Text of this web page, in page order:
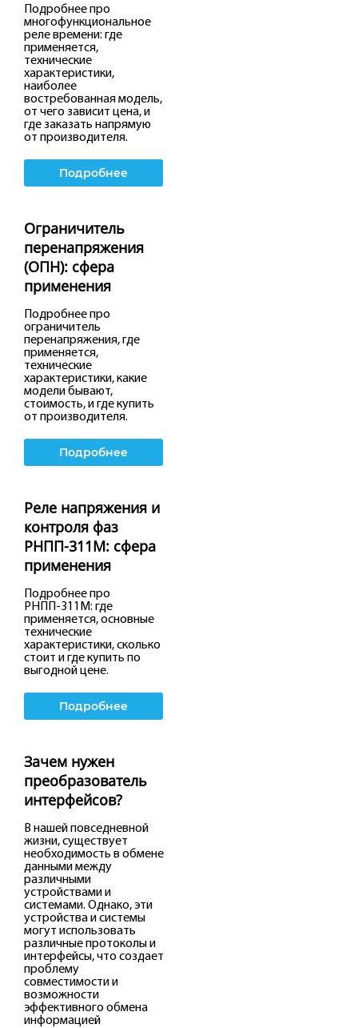
Подробнее про
многофункциональное
реле времени: где
применяется,
технические
характеристики,
наиболее
востребованная модель,
от чего зависит цена, и
где заказать напрямую
от производителя.
Подробнее
Ограничитель
перенапряжения
(ОПН): сфера
применения
Подробнее про
ограничитель
перенапряжения, где
применяется,
технические
характеристики, какие
модели бывают,
стоимость, и где купить
от производителя.
Подробнее
Реле напряжения и
контроля фаз
РНПП-311М: сфера
применения
Подробнее про
РНПП-311М: где
применяется, основные
технические
характеристики, сколько
стоит и где купить по
выгодной цене.
Подробнее
Зачем нужен
преобразователь
интерфейсов?
В нашей повседневной
жизни, существует
необходимость в обмене
данными между
различными
устройствами и
системами. Однако, эти
устройства и системы
могут использовать
различные протоколы и
интерфейсы, что создает
проблему
совместимости и
возможности
эффективного обмена
информацией